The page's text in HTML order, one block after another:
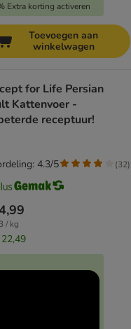
Extra korting activeren
Toevoegen aan
winkelwagen
for Life Persian
Kattenvoer -
receptuur!
/ kg
4.3/5 (32)